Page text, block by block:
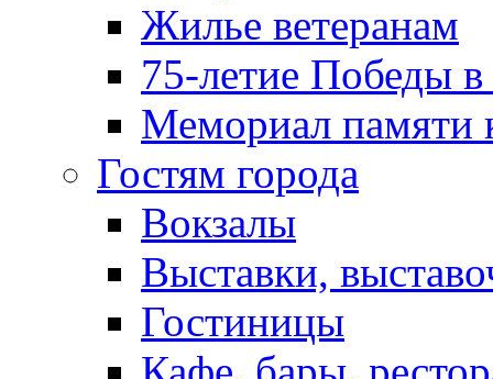
Жилье ветеранам
75-летие Победы
Мемориал памяти
Гостям города
Вокзалы
Выставки,
Гостиницы